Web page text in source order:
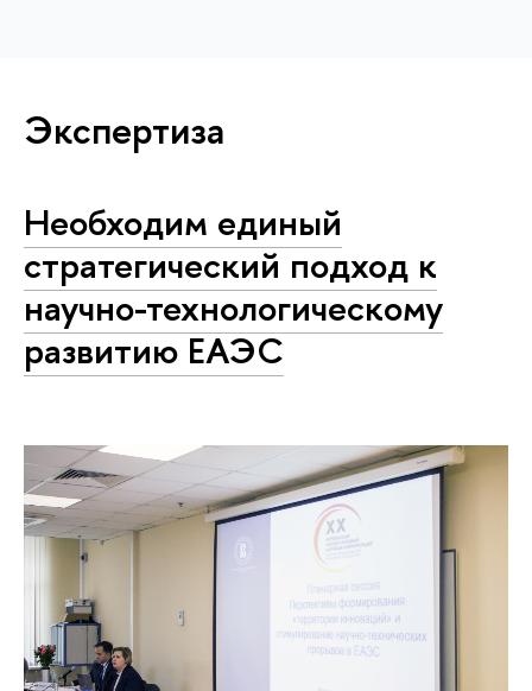
Экспертиза
Необходим единый
стратегический подход к
научно-технологическому
развитию ЕАЭС